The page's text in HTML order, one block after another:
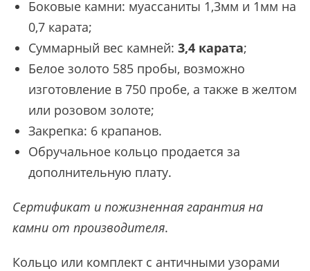
Боковые камни: муассаниты 1,3мм и 1мм на
0,7 карата;
Суммарный вес камней: 3,4 карата;
Белое золото 585 пробы, возможно
изготовление в 750 пробе, а также в желтом
или розовом золоте;
Закрепка: 6 крапанов.
Обручальное кольцо продается за
дополнительную плату.
Сертификат и пожизненная гарантия на
камни от производителя.
Кольцо или комплект с античными узорами